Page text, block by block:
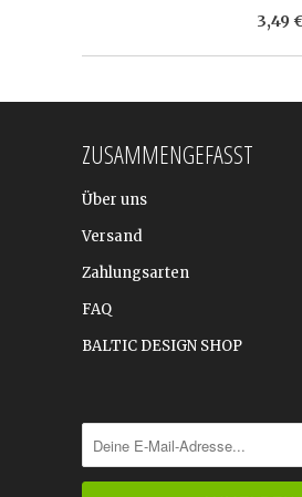
3,49
ZUSAMMENGEFASST
Über uns
Versand
Zahlungsarten
FAQ
BALTIC DESIGN SHOP